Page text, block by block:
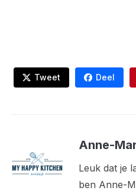
Tweet Deel
Anne-
Leuk dat je
ben Anne-